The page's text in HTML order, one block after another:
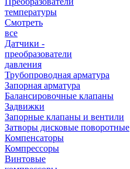
температуры
Смотреть
все
Датчики -
преобразователи
давления
Трубопроводная арматура
Запорная арматура
Балансировочные клапаны
Задвижки
Запорные клапаны и вентили
Затворы дисковые поворотные
Компенсаторы
Компрессоры
Винтовые